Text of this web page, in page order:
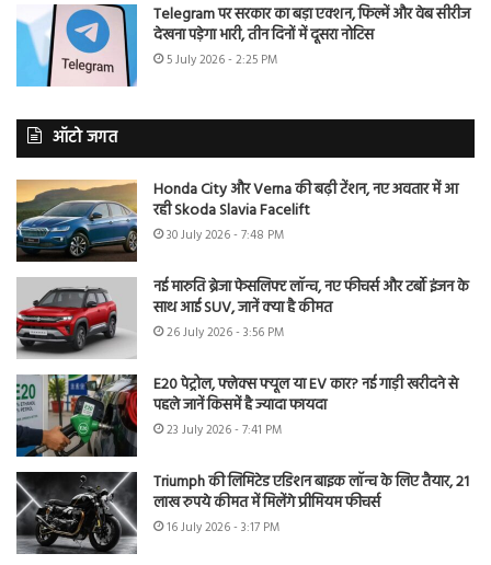
Telegram पर सरकार का बड़ा एक्शन, फिल्में और वेब सीरीज
देखना पड़ेगा भारी, तीन दिनों में दूसरा नोटिस
5 July 2026 - 2:25 PM
ऑटो जगत
Honda City और Verna की बढ़ी टेंशन, नए अवतार में आ
रही Skoda Slavia Facelift
30 July 2026 - 7:48 PM
नई मारुति ब्रेजा फेसलिफ्ट लॉन्च, नए फीचर्स और टर्बो इंजन के
साथ आई SUV, जानें क्या है कीमत
26 July 2026 - 3:56 PM
E20 पेट्रोल, फ्लेक्स फ्यूल या EV कार? नई गाड़ी खरीदने से
पहले जानें किसमें है ज्यादा फायदा
23 July 2026 - 7:41 PM
Triumph की लिमिटेड एडिशन बाइक लॉन्च के लिए तैयार, 21
लाख रुपये कीमत में मिलेंगे प्रीमियम फीचर्स
16 July 2026 - 3:17 PM